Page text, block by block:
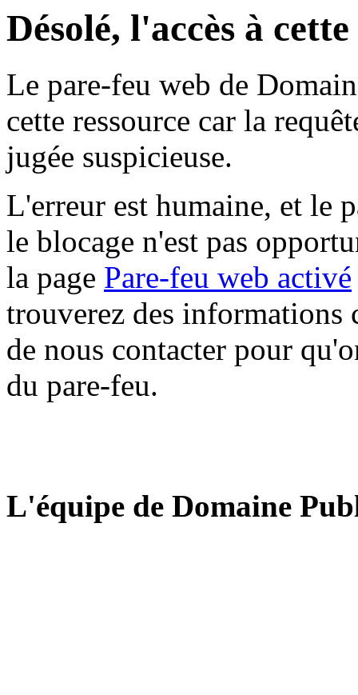
Désolé, l'accès à
Le pare-feu web de
cette ressource car la
jugée suspicieuse.
L'erreur est humaine, et le
le blocage n'est pas
la page Pare-feu web activé
trouverez des informations
de nous contacter pour
du pare-feu.
L'équipe de Domaine